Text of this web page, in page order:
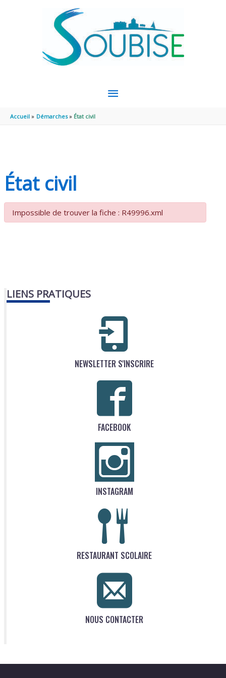
MENU
Accueil Démarches État civil
État civil
Impossible de trouver la fiche : R49996.xml
LIENS PRATIQUES
NEWSLETTER S'INSCRIRE
FACEBOOK
INSTAGRAM
RESTAURANT SCOLAIRE
NOUS CONTACTER